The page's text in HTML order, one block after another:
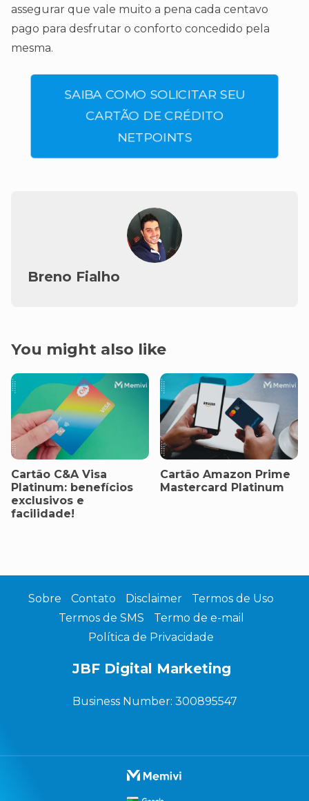
assegurar que vale muito a pena cada centavo
pago para desfrutar o conforto concedido pela
mesma.
SAIBA COMO SOLICITAR SEU
CARTÃO DE CRÉDITO
NETPOINTS
Breno Fialho
You might also like
Cartão C&A Visa
Platinum: benefícios
exclusivos e
facilidade!
Cartão Amazon Prime
Mastercard Platinum
Sobre Contato Disclaimer
Termos de Uso
Termos de SMS
Termo de e-mail
Política de Privacidade
JBF Digital Marketing
Business Number: 300895547